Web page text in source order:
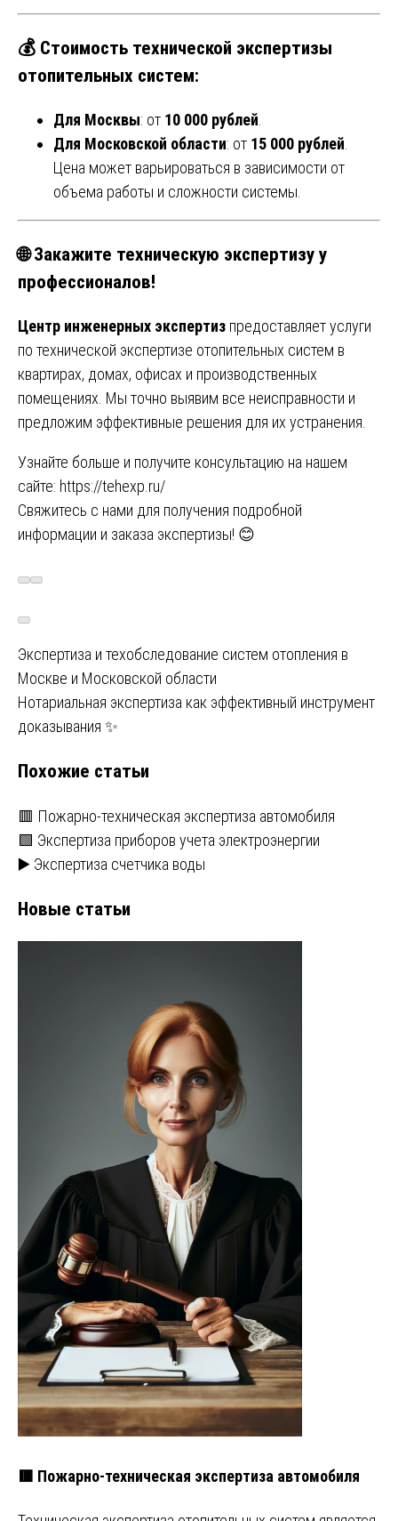
💰 Стоимость технической экспертизы
отопительных систем:
Для Москвы: от 10 000 рублей.
Для Московской области: от 15 000 рублей.
Цена может варьироваться в зависимости от
объема работы и сложности системы.
🌐Закажите техническую экспертизу у
профессионалов!
Центр инженерных экспертиз предоставляет услуги
по технической экспертизе отопительных систем в
квартирах, домах, офисах и производственных
помещениях. Мы точно выявим все неисправности и
предложим эффективные решения для их устранения.
Узнайте больше и получите консультацию на нашем
сайте: https://tehexp.ru/
Свяжитесь с нами для получения подробной
информации и заказа экспертизы! 😊
Навигация
по
записям
Экспертиза и техобследование систем отопления в
Москве и Московской области
Нотариальная экспертиза как эффективный инструмент
доказывания ✨
Похожие статьи
🟥 Пожарно-техническая экспертиза автомобиля
🟩 Экспертиза приборов учета электроэнергии
▶️ Экспертиза счетчика воды
Новые статьи
🟥 Пожарно-техническая экспертиза автомобиля